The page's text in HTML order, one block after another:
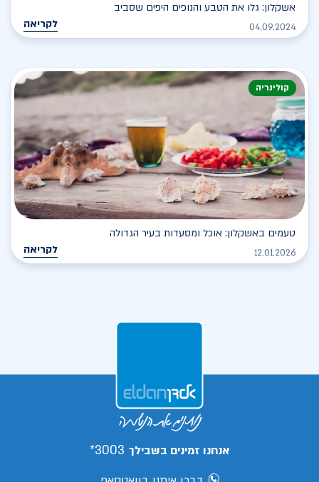
אשקלון: גלו את הטבע והנופים היפים שסביב
04.09.2024 לקריאה
קולינריה
טעמים באשקלון: אוכל ומסעדות בעיר הגדולה
12.01.2026 לקריאה
אנחנו זמינים בשבילך 3003*